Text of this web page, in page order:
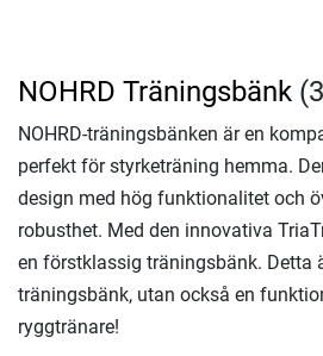
NOHRD Träningsbänk
NOHRD-träningsbänken är en
perfekt för styrketräning hemma.
design med hög funktionalitet och
robusthet. Med den innovativa
en förstklassig träningsbänk. Detta
träningsbänk, utan också en
ryggtränare!